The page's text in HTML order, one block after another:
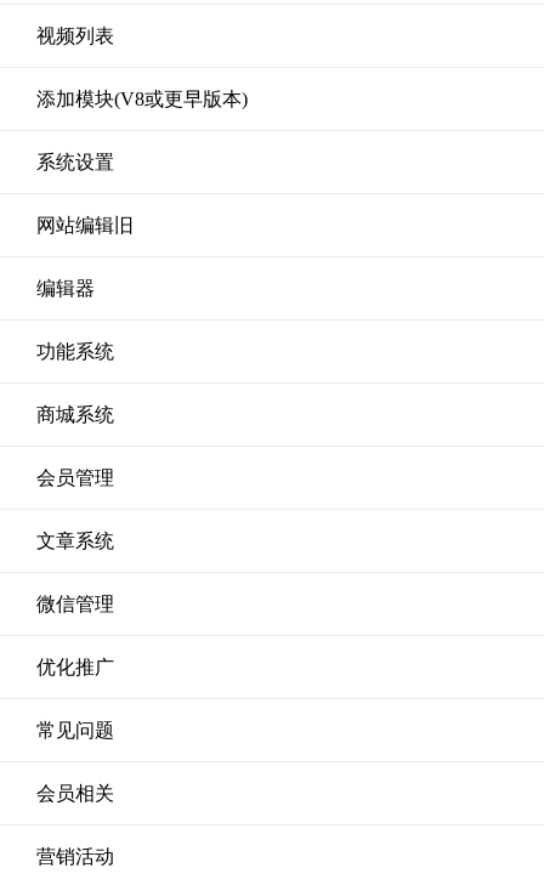
视频列表
添加模块(V8或更早版本)
系统设置
网站编辑旧
编辑器
功能系统
商城系统
会员管理
文章系统
微信管理
优化推广
常见问题
会员相关
营销活动